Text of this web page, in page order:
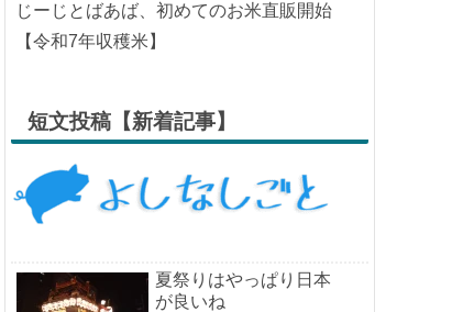
じーじとばあば、初めてのお米直販開始
【令和7年収穫米】
短文投稿【新着記事】
夏祭りはやっぱり日本
が良いね